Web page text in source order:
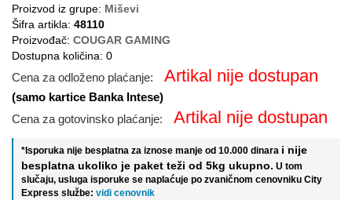
Proizvod iz grupe: Miševi
Šifra artikla: 48110
Proizvođač: COUGAR GAMING
Dostupna količina: 0
Cena za odloženo plaćanje: Artikal nije dostupan
(samo kartice Banka Intese)
Cena za gotovinsko plaćanje:
Artikal nije dostupan
*Isporuka nije besplatna za iznose manje od 10.000 dinara i nije
besplatna ukoliko je paket teži od 5kg ukupno. U tom
slučaju, usluga isporuke se naplaćuje po zvaničnom cenovniku City
Express službe: vidi cenovnik